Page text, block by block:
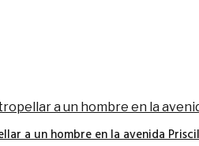
a un hombre en la avenida